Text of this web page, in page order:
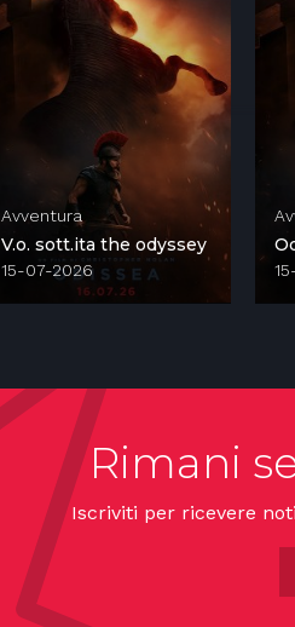
Avventura
V.o. sott.ita the odyssey
15-07-2026
Rimani
Iscriviti per ricevere